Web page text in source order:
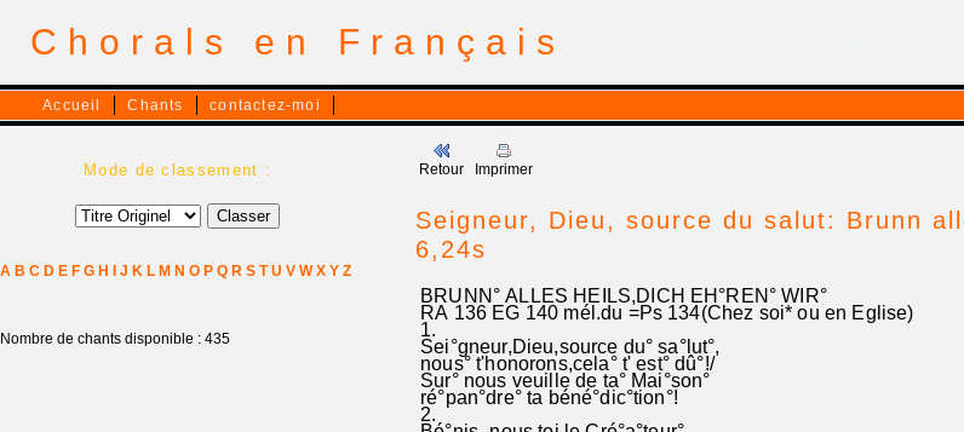
Chorals en Français
Accueil Chants contactez-moi
Mode de classement :
A B C D E F G H J K L M N O P Q R S T U V W X Y Z
Nombre de chants disponible : 435
Retour Imprimer
Seigneur, Dieu, source du salut: Brunn
6,24s
BRUNN° ALLES HEILS,DICH EH°REN° WIR°
RA 136 EG 140 mél.du =Ps 134(Chez soi* ou en Eglise)
1.
Sei°gneur,Dieu,source du° sa°lut°,
nous° t'honorons,cela° t' est° dû°!/
Sur° nous veuille de ta° Mai°son°
ré°pan°dre° ta béné°dic°tion°!
2.